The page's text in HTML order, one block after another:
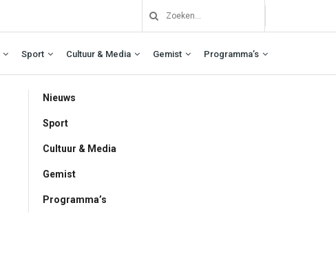
Sport Cultuur & Media Gemist Programma’s
Nieuws
Sport
Cultuur & Media
Gemist
Programma’s